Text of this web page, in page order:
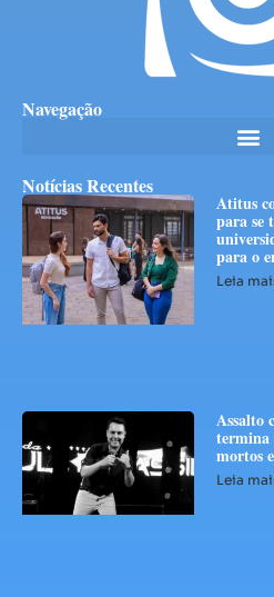
Navegação
Notícias Recentes
Atitus
para se
para o
Leia
Assalto
termina
mortos
Leia